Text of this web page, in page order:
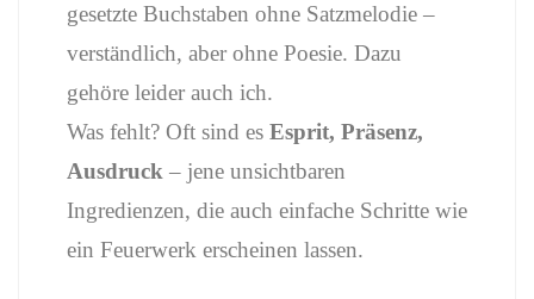
gesetzte Buchstaben ohne Satzmelodie –
verständlich, aber ohne Poesie. Dazu
gehöre leider auch ich.
Was fehlt? Oft sind es Esprit, Präsenz,
Ausdruck – jene unsichtbaren
Ingredienzen, die auch einfache Schritte wie
ein Feuerwerk erscheinen lassen.